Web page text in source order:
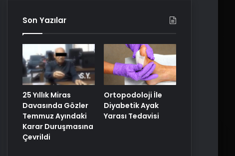
Son Yazılar
25 Yıllık Miras
Davasında Gözler
Temmuz Ayındaki
Karar Duruşmasına
Çevrildi
Ortopodoloji İle
Diyabetik Ayak
Yarası Tedavisi